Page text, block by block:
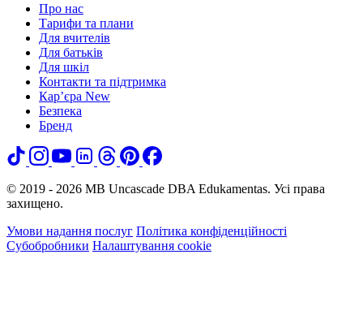
Про нас
Тарифи та плани
Для вчителів
Для батьків
Для шкіл
Контакти та підтримка
Кар’єра New
Безпека
Бренд
© 2019 - 2026 MB Uncascade DBA Edukamentas. Усі права
захищено.
Умови надання послуг Політика конфіденційності
Субобробники Налаштування cookie